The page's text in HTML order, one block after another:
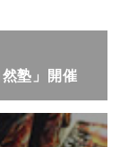
塾」開催